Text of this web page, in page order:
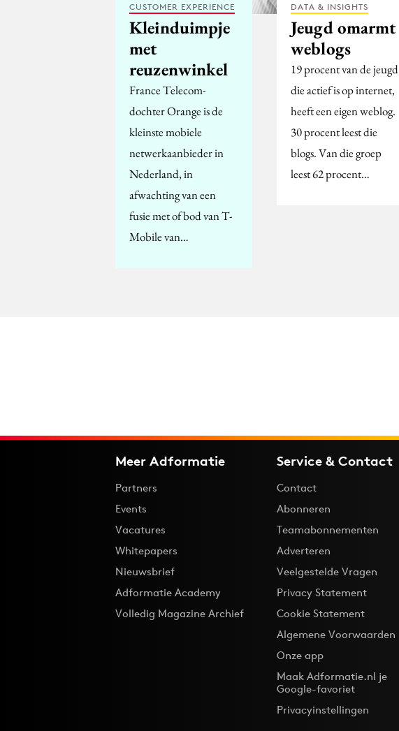
CUSTOMER EXPERIENCE
Kleinduimpje
met
reuzenwinkel
France Telecom-
dochter Orange is de
kleinste mobiele
netwerkaanbieder in
Nederland, in
afwachting van een
fusie met of bod van T-
Mobile van…
DATA & INSIGHTS
Jeugd omarmt
weblogs
19 procent van de jeugd
die actief is op internet,
heeft een eigen weblog.
30 procent leest die
blogs. Van die groep
leest 62 procent…
Meer Adformatie
Partners
Events
Vacatures
Whitepapers
Nieuwsbrief
Adformatie Academy
Volledig Magazine Archief
Service & Contact
Contact
Abonneren
Teamabonnementen
Adverteren
Veelgestelde Vragen
Privacy Statement
Cookie Statement
Algemene Voorwaarden
Onze app
Maak Adformatie.nl je
Google-favoriet
Privacyinstellingen